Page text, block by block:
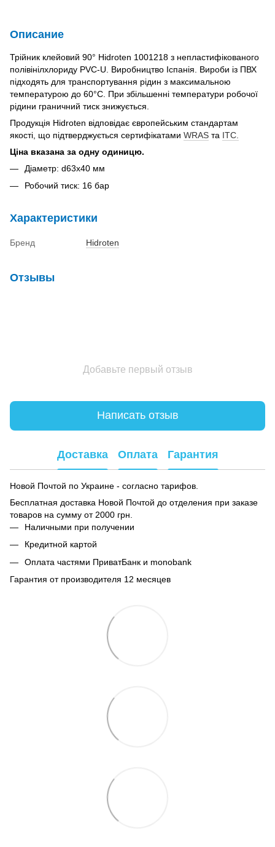
Описание
Трійник клейовий 90° Hidroten 1001218 з непластифікованого
полівінілхлориду PVC-U. Виробництво Іспанія. Вироби із ПВХ
підходять для транспортування рідин з максимальною
температурою до 60°C. При збільшенні температури робочої
рідини граничний тиск знижується.
Продукція Hidroten відповідає європейським стандартам
якості, що підтверджується сертифікатами WRAS та ITC.
Ціна вказана за одну одиницю.
Діаметр: d63x40 мм
Робочий тиск: 16 бар
Характеристики
Бренд Hidroten
Отзывы
Добавьте первый отзыв
Написать отзыв
Доставка Оплата Гарантия
Новой Почтой по Украине - согласно тарифов.
Бесплатная доставка Новой Почтой до отделения при заказе
товаров на сумму от 2000 грн.
Наличными при получении
Кредитной картой
Оплата частями ПриватБанк и monobank
Гарантия от производителя 12 месяцев